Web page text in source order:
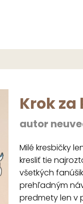
Krok
autor
Milé kresbičky
kresliť tie
všetkých
prehľadným
predmety len v